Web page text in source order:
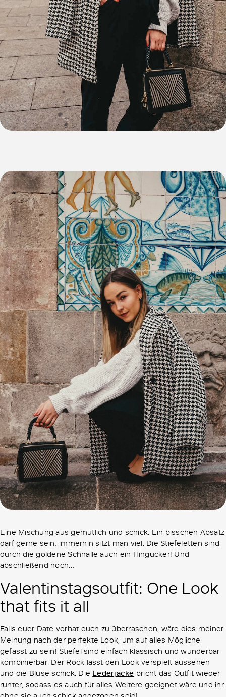
Eine Mischung aus gemütlich und schick. Ein bisschen Absatz
darf gerne sein: immerhin sitzt man viel. Die Stiefeletten sind
durch die goldene Schnalle auch ein Hingucker! Und
abschließend noch…
Valentinstagsoutfit: One Look
that fits it all
Falls euer Date vorhat euch zu überraschen, wäre dies meiner
Meinung nach der perfekte Look, um auf alles Mögliche
gefasst zu sein! Stiefel sind einfach klassisch und wunderbar
kombinierbar. Der Rock lässt den Look verspielt aussehen
und die Bluse schick. Die Lederjacke bricht das Outfit wieder
runter, sodass es auch für alles Weitere geeignet wäre und ihr